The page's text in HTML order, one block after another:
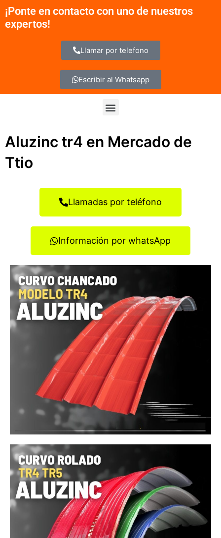
contenido
¡Ponte en contacto con uno de nuestros
expertos!
Llamar por telefono
Escribir al Whatsapp
Menu
Aluzinc tr4 en Mercado de
Ttio
Llamadas por teléfono
Información por whatsApp